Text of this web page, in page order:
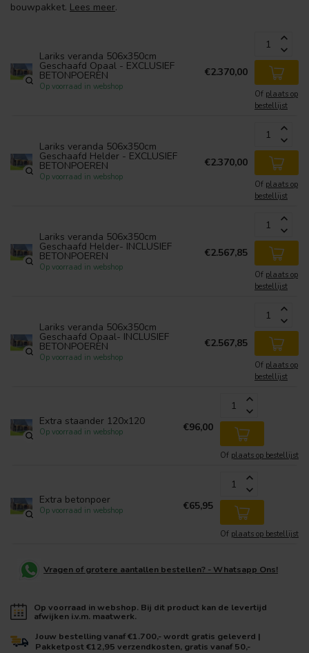
bouwpakket. Lees meer.
Lariks veranda 506x350cm
Geschaafd Opaal - EXCLUSIEF
BETONPOEREN
Op voorraad in webshop
€2.370,00
Of plaats op
bestellijst
Lariks veranda 506x350cm
Geschaafd Helder - EXCLUSIEF
BETONPOEREN
Op voorraad in webshop
€2.370,00
Of plaats op
bestellijst
Lariks veranda 506x350cm
Geschaafd Helder- INCLUSIEF
BETONPOEREN
Op voorraad in webshop
€2.567,85
Of plaats op
bestellijst
Lariks veranda 506x350cm
Geschaafd Opaal- INCLUSIEF
BETONPOEREN
Op voorraad in webshop
€2.567,85
Of plaats op
bestellijst
Extra staander 120x120
Op voorraad in webshop €96,00
Of plaats op bestellijst
Extra betonpoer
Op voorraad in webshop €65,95
Of plaats op bestellijst
Vragen of grotere aantallen bestellen? - Whatsapp Ons!
Op voorraad in webshop. Bij dit product kan de levertijd
afwijken i.v.m. maatwerk.
Jouw bestelling vanaf €1.700,- wordt gratis geleverd |
Pakketpost €12,95 verzendkosten, gratis vanaf 50,-